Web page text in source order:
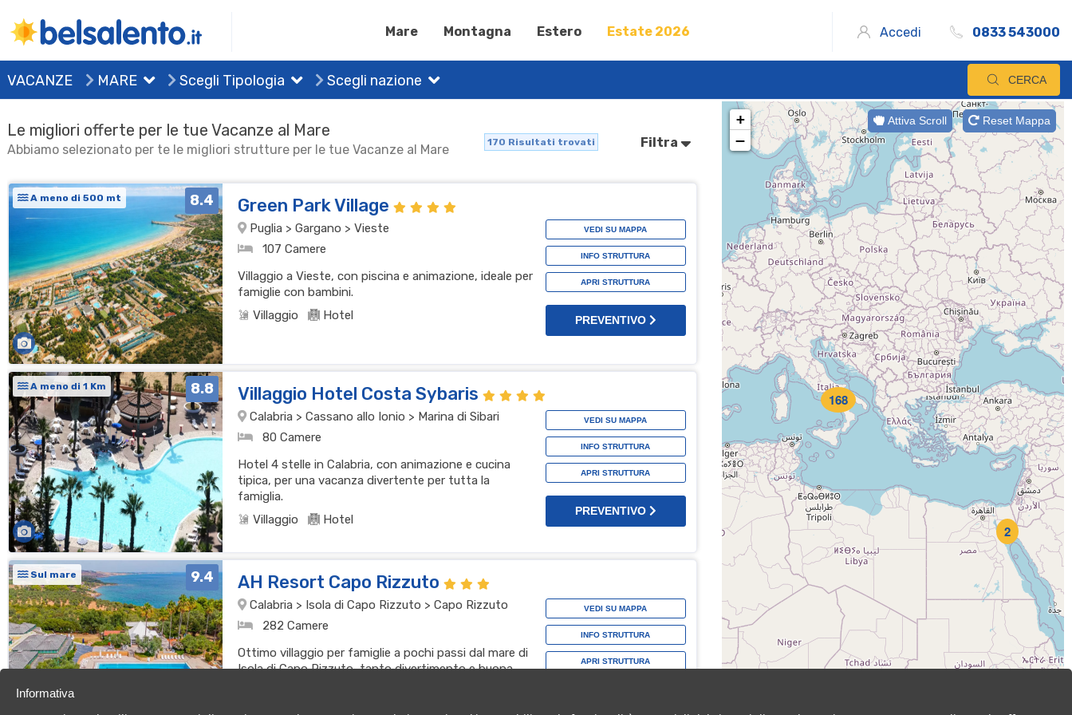
Mare Montagna Estero Estate 2026 Accedi 0833 543000
VACANZE MARE Scegli Tipologia Scegli nazione CERCA
Le migliori offerte per le tue Vacanze al Mare
Abbiamo selezionato per te le migliori strutture per le tue Vacanze al Mare 170 Risultati trovati Filtra
A meno di 500 mt 8.4 Green Park Village
Puglia > Gargano > Vieste
107 Camere
Villaggio a Vieste, con piscina e animazione, ideale per
famiglie con bambini.
Villaggio
Hotel
VEDI SU MAPPA
INFO STRUTTURA
APRI STRUTTURA
PREVENTIVO
A meno di 1 Km 8.8 Villaggio Hotel Costa Sybaris
Calabria > Cassano allo Ionio > Marina di Sibari
80 Camere
Hotel 4 stelle in Calabria, con animazione e cucina
tipica, per una vacanza divertente per tutta la
famiglia.
Villaggio
Hotel
VEDI SU MAPPA
INFO STRUTTURA
APRI STRUTTURA
PREVENTIVO
Sul mare 9.4 AH Resort Capo Rizzuto
Calabria > Isola di Capo Rizzuto > Capo Rizzuto
282 Camere
Ottimo villaggio per famiglie a pochi passi dal mare di
Isola di Capo Rizzuto, tanto divertimento e buona
VEDI SU MAPPA
INFO STRUTTURA
APRI STRUTTURA
Attiva Scroll Reset Mappa
2
168
+
−
Informativa